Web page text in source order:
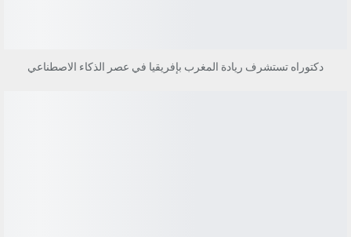
دكتوراه تستشرف ريادة المغرب بإفريقيا في عصر الذكاء الاصطناعي